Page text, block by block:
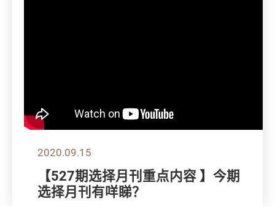
2020.09.15
【527期选择月刊重点内容 】今期
选择月刊有咩睇？